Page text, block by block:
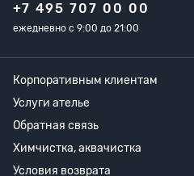
+7 495 707 00 00
ежедневно с 9:00 до 21:00
Корпоративным клиентам
Услуги ателье
Обратная связь
Химчистка, аквачистка
Условия возврата